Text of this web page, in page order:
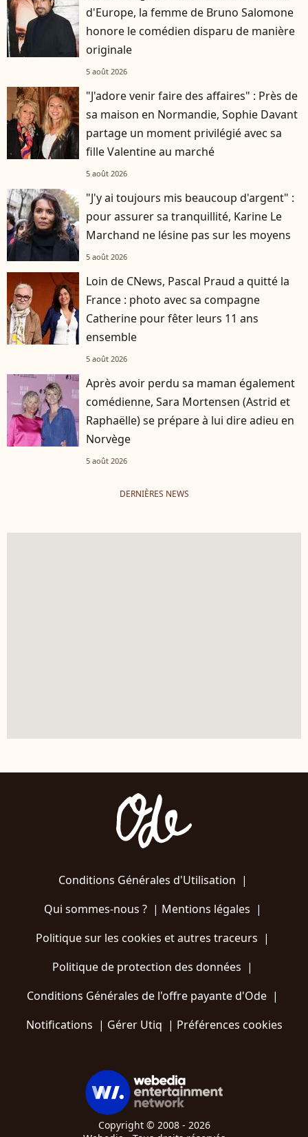
d'Europe, la femme de Bruno Salomone
honore le comédien disparu de manière
originale
5 août 2026
"J'adore venir faire des affaires" : Près de
sa maison en Normandie, Sophie Davant
partage un moment privilégié avec sa
fille Valentine au marché
5 août 2026
"J'y ai toujours mis beaucoup d'argent" :
pour assurer sa tranquillité, Karine Le
Marchand ne lésine pas sur les moyens
5 août 2026
Loin de CNews, Pascal Praud a quitté la
France : photo avec sa compagne
Catherine pour fêter leurs 11 ans
ensemble
5 août 2026
Après avoir perdu sa maman également
comédienne, Sara Mortensen (Astrid et
Raphaëlle) se prépare à lui dire adieu en
Norvège
5 août 2026
DERNIÈRES NEWS
Conditions Générales d'Utilisation |
Qui sommes-nous ?| Mentions légales |
Politique sur les cookies et autres traceurs |
Politique de protection des données |
Conditions Générales de l'offre payante d'Ode |
Notifications | Gérer Utiq | Préférences cookies
Copyright © 2008 - 2026